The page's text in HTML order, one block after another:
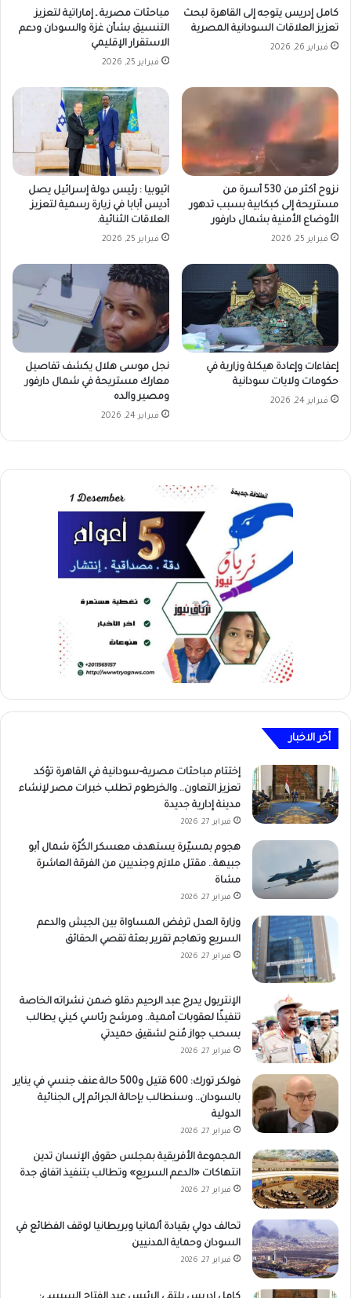
كامل إدريس يتوجه إلى القاهرة لبحث
تعزيز العلاقات السودانية المصرية
فبراير 26, 2026
مباحثات مصرية ـ إماراتية لتعزيز
التنسيق بشأن غزة والسودان ودعم
الاستقرار الإقليمي
فبراير 25, 2026
نزوح أكثر من 530 أسرة من
مستريحة إلى كبكابية بسبب تدهور
الأوضاع الأمنية بشمال دارفور
فبراير 25, 2026
اثيوبيا : رئيس دولة إسرائيل يصل
أديس أبابا في زيارة رسمية لتعزيز
العلاقات الثنائية.
فبراير 25, 2026
إعفاءات وإعادة هيكلة وزارية في
حكومات ولايات سودانية
فبراير 24, 2026
نجل موسى هلال يكشف تفاصيل
معارك مستريحة في شمال دارفور
ومصير والده
فبراير 24, 2026
أخر الاخبار
إختتام مباحثات مصرية–سودانية في القاهرة تؤكد
تعزيز التعاون.. والخرطوم تطلب خبرات مصر لإنشاء
مدينة إدارية جديدة
فبراير 27, 2026
هجوم بمسيّرة يستهدف معسكر الكُرّة شمال أبو
جبيهة.. مقتل ملازم وجنديين من الفرقة العاشرة
مشاة
فبراير 27, 2026
وزارة العدل ترفض المساواة بين الجيش والدعم
السريع وتهاجم تقرير بعثة تقصي الحقائق
فبراير 27, 2026
الإنتربول يدرج عبد الرحيم دقلو ضمن نشراته الخاصة
تنفيذًا لعقوبات أممية.. ومرشح رئاسي كيني يطالب
بسحب جواز مُنح لشقيق حميدتي
فبراير 27, 2026
فولكر تورك: 600 قتيل و500 حالة عنف جنسي في يناير
بالسودان.. وسنطالب بإحالة الجرائم إلى الجنائية
الدولية
فبراير 27, 2026
المجموعة الأفريقية بمجلس حقوق الإنسان تدين
انتهاكات «الدعم السريع» وتطالب بتنفيذ اتفاق جدة
فبراير 27, 2026
تحالف دولي بقيادة ألمانيا وبريطانيا لوقف الفظائع في
السودان وحماية المدنيين
فبراير 27, 2026